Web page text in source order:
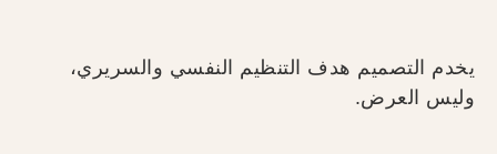
يخدم التصميم هدف التنظيم النفسي والسريري،
وليس العرض.